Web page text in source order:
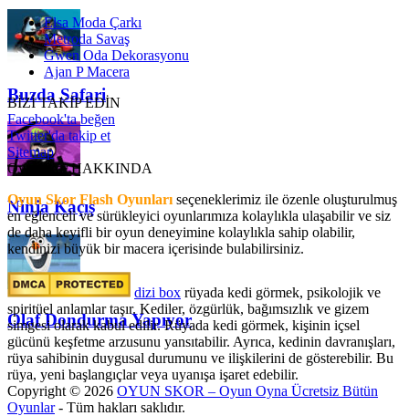
Buzda Safari
Ninja Kaçış
Olaf Dondurma Yapıyor
Elsa Moda Çarkı
Metroda Savaş
Gwen Oda Dekorasyonu
Ajan P Macera
BİZİ TAKİP EDİN
Facebook'ta beğen
Twitter'da takip et
Sitemap
OyunSkor HAKKINDA
Oyun Skor Flash Oyunları seçeneklerimiz ile özenle oluşturulmuş
en eğlenceli ve sürükleyici oyunlarımıza kolaylıkla ulaşabilir ve siz
de daha keyifli bir oyun deneyimine kolaylıkla sahip olabilir,
kendinizi büyük bir macera içerisinde bulabilirsiniz.
dizi box rüyada kedi görmek​, psikolojik ve
spiritüel anlamlar taşır. Kediler, özgürlük, bağımsızlık ve gizem
simgesi olarak kabul edilir. Rüyada kedi görmek, kişinin içsel
gücünü keşfetme arzusunu yansıtabilir. Ayrıca, kedinin davranışları,
rüya sahibinin duygusal durumunu ve ilişkilerini de gösterebilir. Bu
rüya, yeni başlangıçlar veya uyanışa işaret edebilir.
Copyright © 2026 OYUN SKOR – Oyun Oyna Ücretsiz Bütün
Oyunlar- Tüm hakları saklıdır.